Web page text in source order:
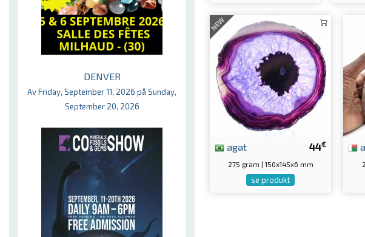
DENVER
Av Friday, September 11, 2026 på Sunday,
September 20, 2026
NEW
44€
agat
275 gram | 150x145x6 mm
se produkt